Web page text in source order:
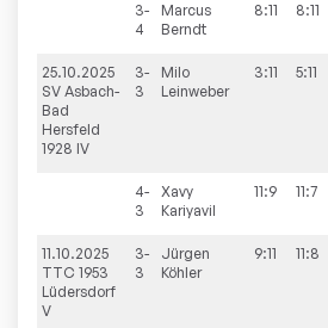
3-
4
Marcus
Berndt
8:11 8:11
25.10.2025
SV Asbach-
Bad
Hersfeld
1928 IV
3-
3
Milo
Leinweber
3:11 5:11
4-
3
Xavy
Kariyavil
11:9 11:7
11.10.2025
TTC 1953
Lüdersdorf
V
3-
3
Jürgen
Köhler
9:11 11:8